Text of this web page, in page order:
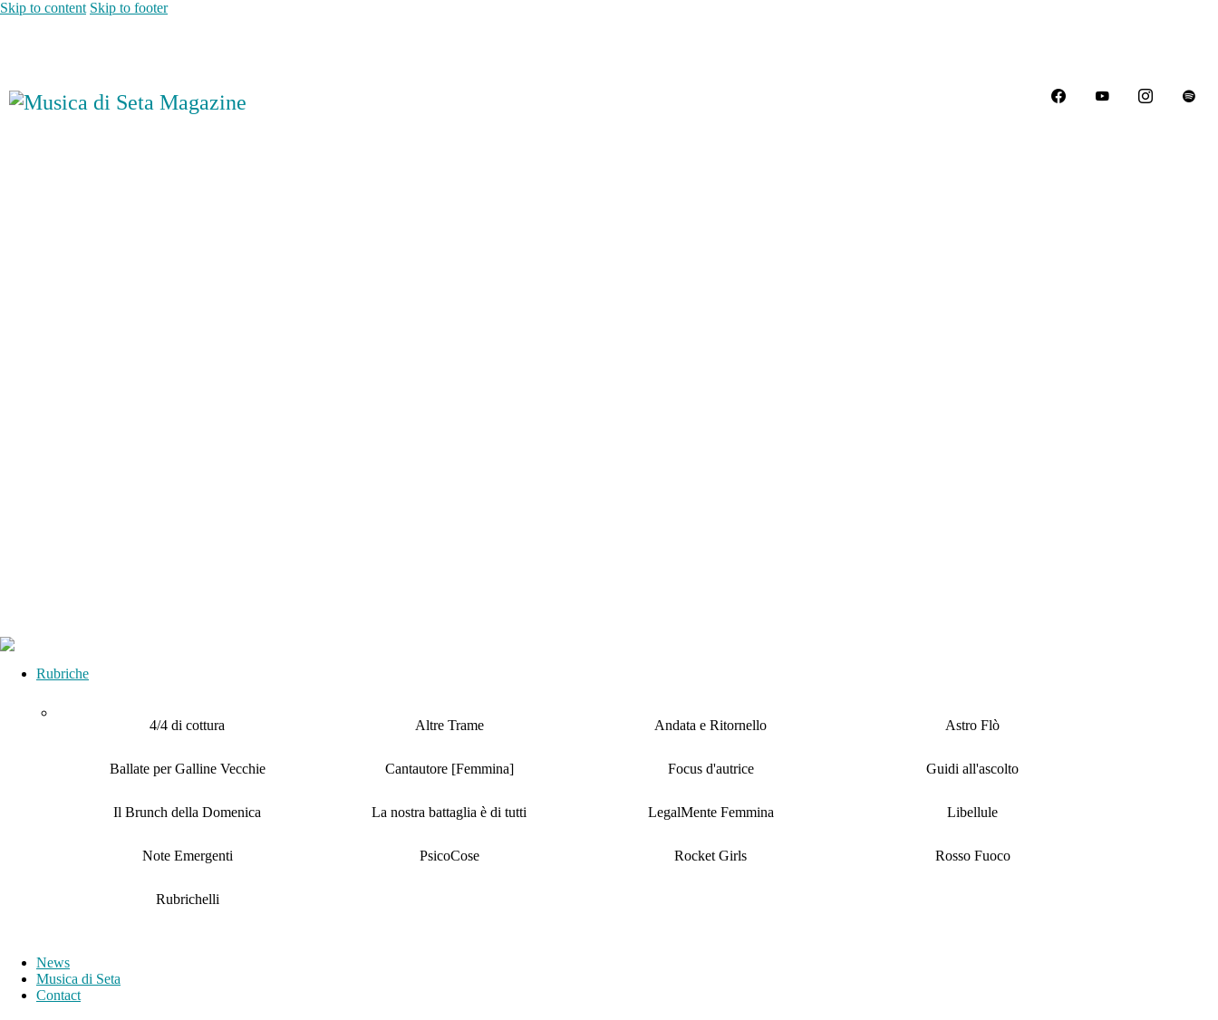
Skip to content Skip to footer
Rubriche
4/4 di cottura Altre Trame Andata e Ritornello Astro Flò
Ballate per Galline Vecchie Cantautore [Femmina] Focus d'autrice Guidi all'ascolto
Il Brunch della Domenica La nostra battaglia è di tutti LegalMente Femmina Libellule
Note Emergenti PsicoCose Rocket Girls Rosso Fuoco
Rubrichelli
News
Musica di Seta
Contact